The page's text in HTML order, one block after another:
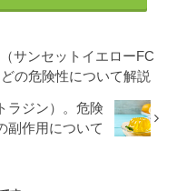
サンセットイエローFC
の危険性について解説
ラジン）。危険
副作用について